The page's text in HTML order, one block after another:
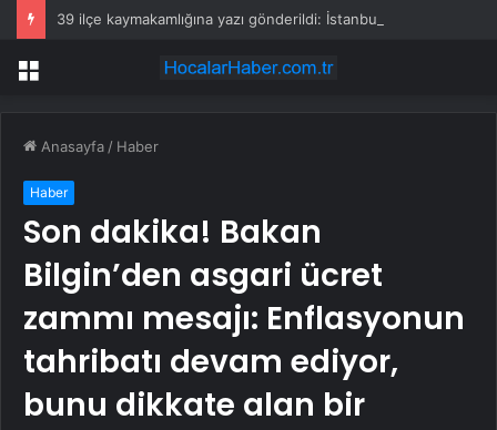
Menü
Anasayfa / Haber
Haber
Son dakika! Bakan
Bilgin’den asgari ücret
zammı mesajı: Enflasyonun
tahribatı devam ediyor,
bunu dikkate alan bir